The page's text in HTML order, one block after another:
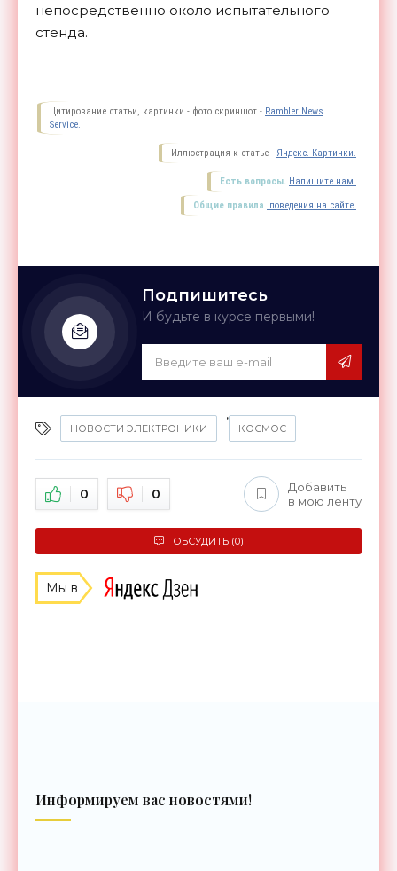
непосредственно около испытательного
стенда.
Цитирование статьи, картинки - фото скриншот - Rambler News
Service.
Иллюстрация к статье - Яндекс. Картинки.
Есть вопросы. Напишите нам.
Общие правила поведения на сайте.
Подпишитесь
И будьте в курсе первыми!
НОВОСТИ ЭЛЕКТРОНИКИ
,
КОСМОС
0 0
Добавить
в мою ленту
ОБСУДИТЬ (0)
Мы в
Информируем вас новостями!